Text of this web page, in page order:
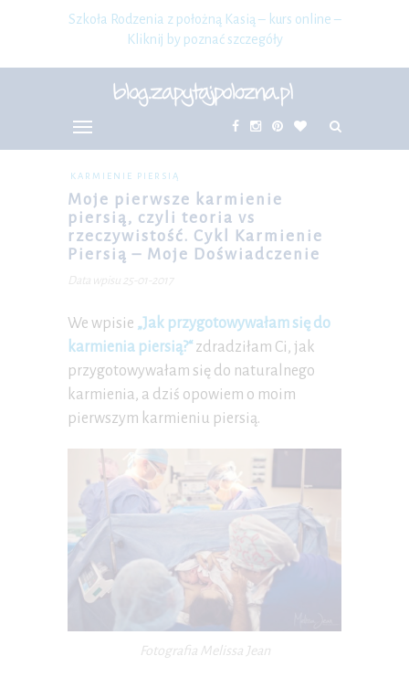
Szkoła Rodzenia z położną Kasią – kurs online –
Kliknij by poznać szczegóły
KARMIENIE PIERSIĄ
Moje pierwsze karmienie
piersią, czyli teoria vs
rzeczywistość. Cykl Karmienie
Piersią – Moje Doświadczenie
Data wpisu 25-01-2017
We wpisie „Jak przygotowywałam się do
karmienia piersią?“zdradziłam Ci, jak
przygotowywałam się do naturalnego
karmienia, a dziś opowiem o moim
pierwszym karmieniu piersią.
Fotografia Melissa Jean